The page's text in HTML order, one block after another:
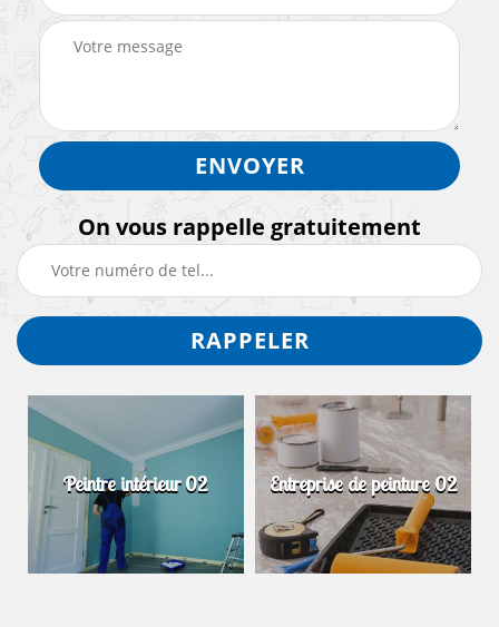
On vous rappelle gratuitement
Peintre intérieur 02 Entreprise de peinture 02